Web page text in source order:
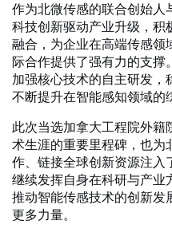
作为北微传感的联合创始人
科技创新驱动产业升级，积
融合，为企业在高端传感领
际合作提供了强有力的支
加强核心技术的自主研发，
不断提升在智能感知领域的
此次当选加拿大工程院外籍
术生涯的重要里程碑，也为
作、链接全球创新资源注入
继续发挥自身在科研与产业
推动智能传感技术的创新发
更多力量。